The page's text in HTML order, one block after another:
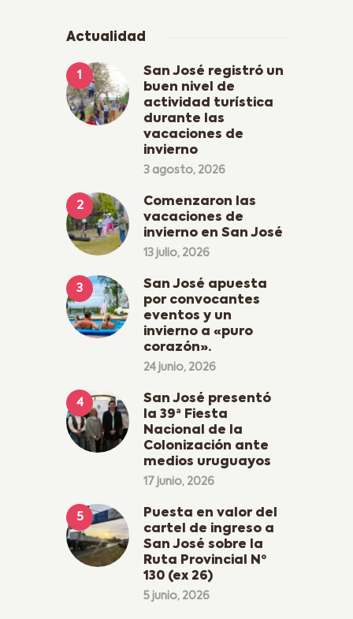
Actualidad
San José registró un
buen nivel de
actividad turística
durante las
vacaciones de
invierno
3 agosto, 2026
Comenzaron las
vacaciones de
invierno en San José
13 julio, 2026
San José apuesta
por convocantes
eventos y un
invierno a «puro
corazón».
24 junio, 2026
San José presentó
la 39ª Fiesta
Nacional de la
Colonización ante
medios uruguayos
17 junio, 2026
Puesta en valor del
cartel de ingreso a
San José sobre la
Ruta Provincial Nº
130 (ex 26)
5 junio, 2026